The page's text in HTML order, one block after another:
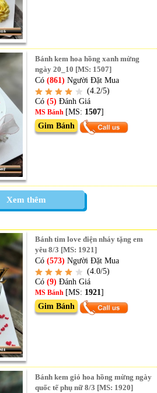
Bánh kem hoa hồng xanh mừng
ngày 20_10 [MS: 1507]
Có(861) Người Đặt Mua
(4.2/5)
Có (5)Đánh Giá
MS Bánh [MS: 1507]
Gim Bánh
Xem thêm
Bánh tim love điện nháy tặng em
yêu 8/3 [MS: 1921]
Có(573) Người Đặt Mua
(4.0/5)
Có (9)Đánh Giá
MS Bánh [MS: 1921]
Gim Bánh
Bánh kem giỏ hoa hồng mừng ngày
quốc tế phụ nữ 8/3 [MS: 1920]